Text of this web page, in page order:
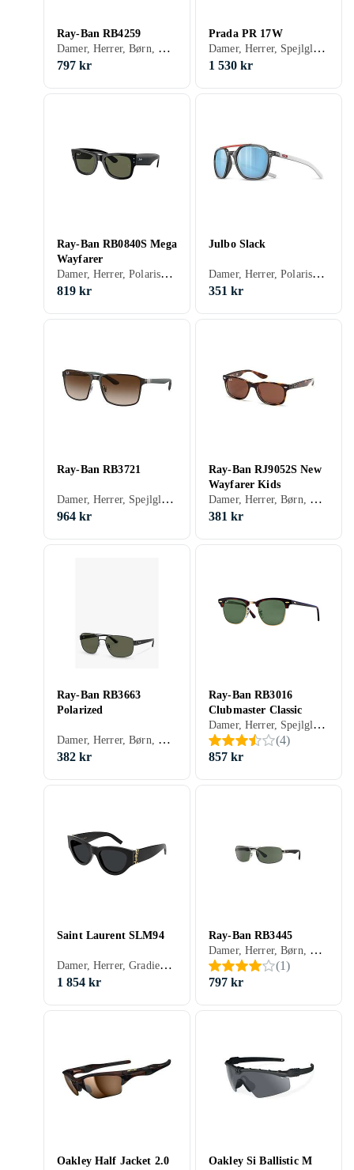
Ray-Ban RB4259
Damer, Herrer, Børn, Spejlglas, Gradient, Udskiftelige glas, Receptklar, Firkant, Klassisk, 3
797 kr
Prada PR 17W
Damer, Herrer, Spejlglas, Polariserede, Stødbeskyttelse
1 530 kr
Ray-Ban RB0840S Mega
Wayfarer
Damer, Herrer, Polariserede, Gradient, Receptklar, Wayfarer, Klassisk, 3
819 kr
Julbo Slack
Damer, Herrer, Polariserede, Sportsolbriller, 3
351 kr
Ray-Ban RB3721
Damer, Herrer, Spejlglas, Polariserede, Gradient
964 kr
Ray-Ban RJ9052S New
Wayfarer Kids
Damer, Herrer, Børn, Spejlglas, Polariserede, Gradient, UV-beskyttelse, Wayfarer, Hverdags, 3
381 kr
Ray-Ban RB3663
Polarized
Damer, Herrer, Børn, Polariserede, Gradient, Udskiftelige glas, Receptklar
382 kr
Ray-Ban RB3016
Clubmaster Classic
Damer, Herrer, Spejlglas, Polariserede, Gradient, Udskiftelige glas, Receptklar, Browline, Klassisk, 3
(4)
857 kr
Saint Laurent SLM94
Damer, Herrer, Gradient, Blålysfilter
1 854 kr
Ray-Ban RB3445
Damer, Herrer, Børn, Spejlglas, Polariserede, Gradient, Rektangulär
(1)
797 kr
Oakley Half Jacket 2.0 Oakley Si Ballistic M